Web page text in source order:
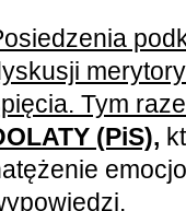
Tym
(PiS),